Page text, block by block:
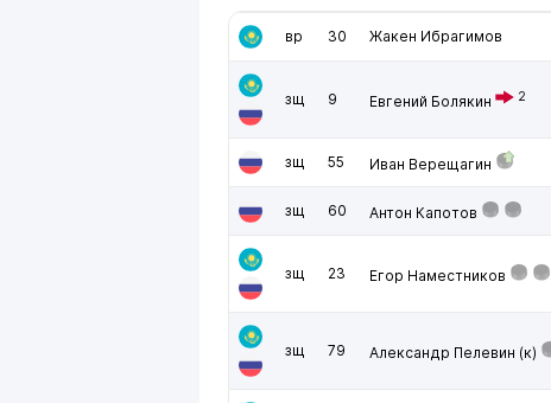
вр 30 Жакен Ибрагимов
зщ 9 Евгений Болякин 2
зщ 55 Иван Верещагин
зщ 60 Антон Капотов
зщ 23 Егор Наместников
зщ 79 Александр Пелевин (к)